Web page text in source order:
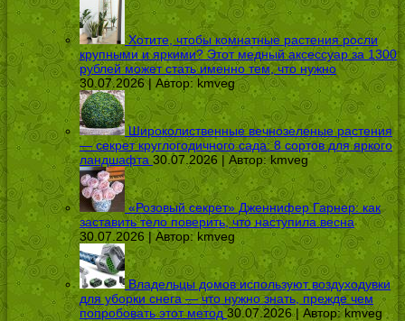
Хотите, чтобы комнатные растения росли
крупными и яркими? Этот медный аксессуар за 1300
рублей может стать именно тем, что нужно
30.07.2026 | Автор: kmveg
Широколиственные вечнозеленые растения
— секрет круглогодичного сада: 8 сортов для яркого
ландшафта 30.07.2026 | Автор:kmveg
«Розовый секрет» Дженнифер Гарнер: как
заставить тело поверить, что наступила весна
30.07.2026 | Автор:kmveg
Владельцы домов используют воздуходувки
для уборки снега — что нужно знать, прежде чем
попробовать этот метод 30.07.2026 | Автор:kmveg